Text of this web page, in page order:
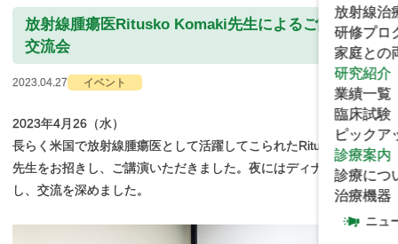
放射線治
研修プロ
家庭との
研究紹介
業績一覧
臨床試験
ピックア
診療案内
診療につ
治療機器
ニュ
放射線腫瘍医Ritusko Komaki先生によるご講演と
交流会
2023.04.27 イベント
2023年4月26（水）
長らく米国で放射線腫瘍医として活躍してこられたRitusko Komaki
先生をお招きし、ご講演いただきました。夜にはディナーを共に
し、交流を深めました。